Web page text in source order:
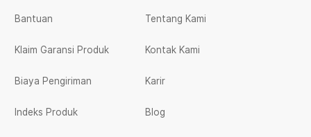
Bantuan
Klaim Garansi Produk
Biaya Pengiriman
Indeks Produk
Tentang Kami
Kontak Kami
Karir
Blog